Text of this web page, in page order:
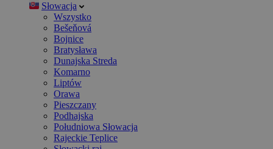
Słowacja
Wszystko
Bešeňová
Bojnice
Bratysława
Dunajska Streda
Komarno
Liptów
Orawa
Pieszczany
Podhajska
Południowa Słowacja
Rajeckie Teplice